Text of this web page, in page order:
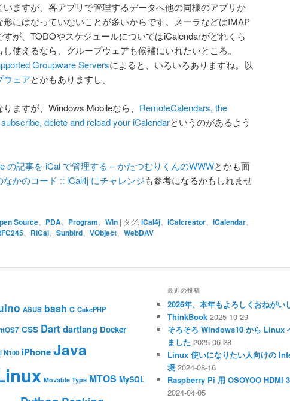
ますが、各アプリで管理するデータへ他の同様のアプリか
形にはなっていないことが多いからです。メーラなどはIMAP
が、TODOやスケジュールについてはiCalendarがどれくら
使えるなら、グループウェアも候補にいれたいところ。
Groupware Serversによると、いろいろありますね。以
ウェアとかもありますし。
ますが、Windows Mobileなら、 RemoteCalendars, the
delete and reload your iCalendarというのがあるよう
の記事を iCal で管理する – かたつむりくんのWWWとかも面
なかのコード :: iCal4j にチャレンジも参考になるかもしれませ
Source PDA Program Win | タグ:iCal4j iCalcreator iCalendar
RiCal Sunbird VObject WebDAV
ASUS bash C CakePHP
CSS Dart dartlang Docker
N100 iPhoneJava
Movable Type MTOS MySQL
最近の投稿
2026年、本年もよろしくおねがい
ThinkBook 2025-10-29
そろそろ Windows10 から Linux
ました 2025-06-28
Linux 使いになりたい人向けの
境 2024-08-16
Raspberry Pi 用 OSOYOO HDMI
2024-04-05